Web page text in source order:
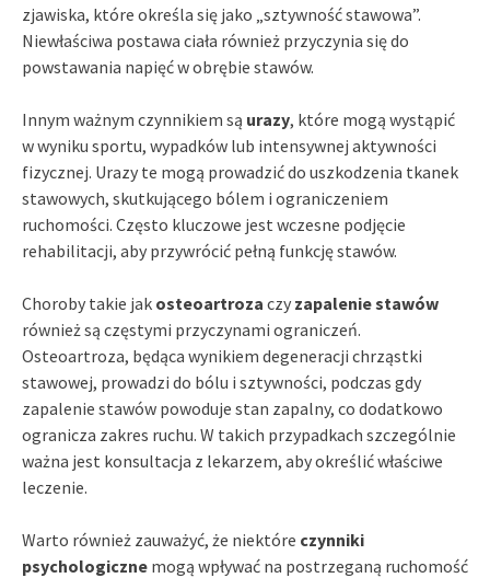
zjawiska, które określa się jako „sztywność stawowa”.
Niewłaściwa postawa ciała również przyczynia się do
powstawania napięć w obrębie stawów.
Innym ważnym czynnikiem są urazy, które mogą wystąpić
w wyniku sportu, wypadków lub intensywnej aktywności
fizycznej. Urazy te mogą prowadzić do uszkodzenia tkanek
stawowych, skutkującego bólem i ograniczeniem
ruchomości. Często kluczowe jest wczesne podjęcie
rehabilitacji, aby przywrócić pełną funkcję stawów.
Choroby takie jak osteoartroza czy zapalenie stawów
również są częstymi przyczynami ograniczeń.
Osteoartroza, będąca wynikiem degeneracji chrząstki
stawowej, prowadzi do bólu i sztywności, podczas gdy
zapalenie stawów powoduje stan zapalny, co dodatkowo
ogranicza zakres ruchu. W takich przypadkach szczególnie
ważna jest konsultacja z lekarzem, aby określić właściwe
leczenie.
Warto również zauważyć, że niektóre czynniki
psychologiczne mogą wpływać na postrzeganą ruchomość